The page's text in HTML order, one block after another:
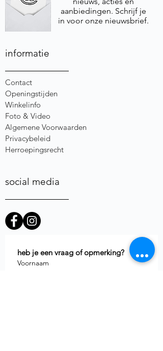
aanbiedingen. Schrijf je
in voor onze nieuwsbrief.
informatie
Contact
Openingstijden
Winkelinfo
Foto & Video
Algemene Voorwaarden
Privacybeleid
Herroepingsrecht
social media
heb je een vraag of opmerking?
Voornaam